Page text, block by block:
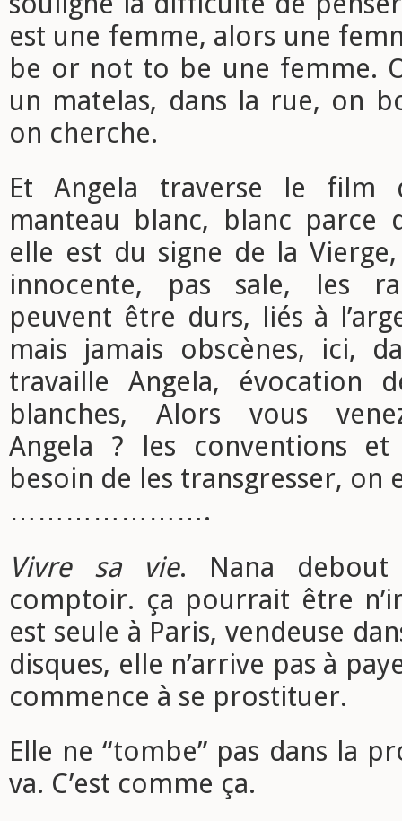
est une femme, alors une
be or not to be une femme.
un matelas, dans la rue, on
on cherche.
Et Angela traverse le film
manteau blanc, blanc parce
elle est du signe de la
innocente, pas sale, les
peuvent être durs, liés à
mais jamais obscènes, ici,
travaille Angela, évocation
blanches, Alors vous
Angela ? les conventions
besoin de les transgresser, on
………………….
Vivre sa vie. Nana
comptoir. ça pourrait être
est seule à Paris, vendeuse
disques, elle n’arrive pas à
commence à se prostituer.
Elle ne “tombe” pas dans la
va. C’est comme ça.